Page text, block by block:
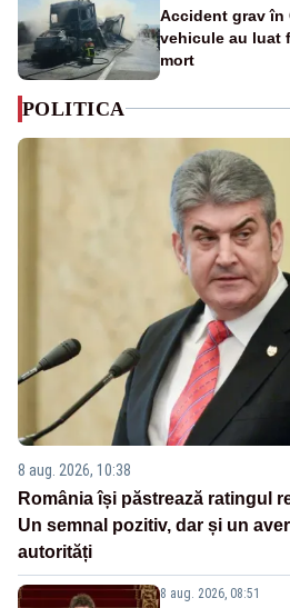
Accident grav în
vehicule au luat
mort
POLITICA
8 aug. 2026, 10:38
România își păstrează ratingul
Un semnal pozitiv, dar și un
autorități
8 aug. 2026, 08:51